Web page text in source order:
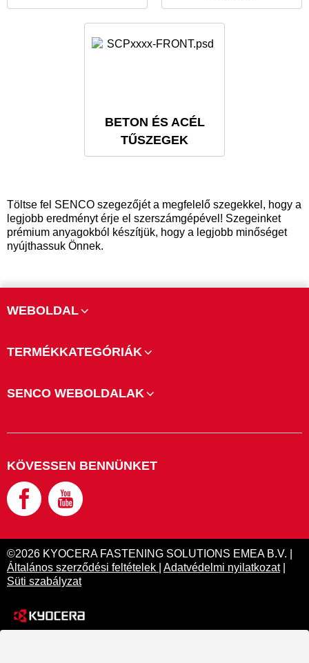
BETON ÉS ACÉL
TŰSZEGEK
Töltse fel SENCO szegezőjét a megfelelő szegekkel, hogy a
legjobb eredményt érje el szerszámgépével! Szegeinket
prémium anyagokból készítjük, hogy a legjobb minőséget
nyújthassuk Önnek.
WEBOLDAL
TERMÉKKATEGÓRIÁK
SENCO WEBOLDALAK
KÖVESSEN BENNÜNKET
©2026 KYOCERA FASTENING SOLUTIONS EMEA B.V. |
Általános szerződési feltételek
Adatvédelmi nyilatkozat|
Süti szabályzat